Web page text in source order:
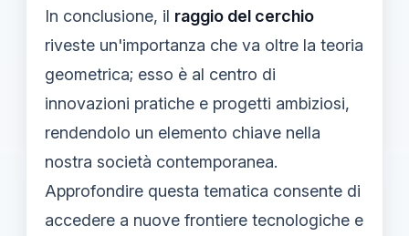
In conclusione, il raggio del cerchio
riveste un'importanza che va oltre la teoria
geometrica; esso è al centro di
innovazioni pratiche e progetti ambiziosi,
rendendolo un elemento chiave nella
nostra società contemporanea.
Approfondire questa tematica consente di
accedere a nuove frontiere tecnologiche e